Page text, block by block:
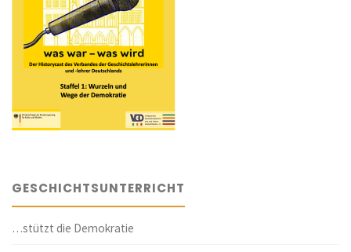
GESCHICHTSUNTERRICHT
…stützt die Demokratie